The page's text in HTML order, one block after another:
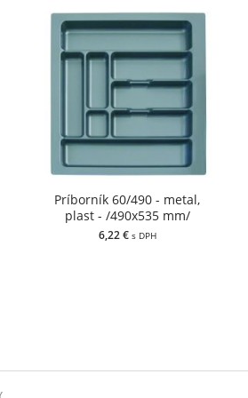
Príborník 60/490 - metal,
plast - /490x535 mm/
6,22 € s DPH